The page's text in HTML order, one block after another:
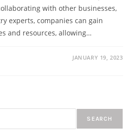
with other businesses,
experts, companies can gain
and resources, allowing…
JANUARY 19, 2023
SEARCH